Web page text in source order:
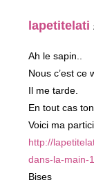
lapetitelati
Ah le sapin..
Nous c’est ce
Il me tarde.
En tout cas
Voici ma
http://
dans-la-main-
Bises